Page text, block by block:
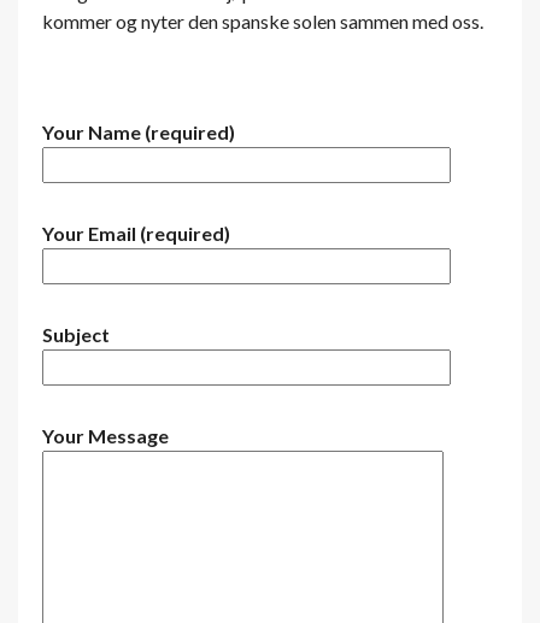
kommer og nyter den spanske solen sammen med oss.
Your Name (required)
Your Email (required)
Subject
Your Message